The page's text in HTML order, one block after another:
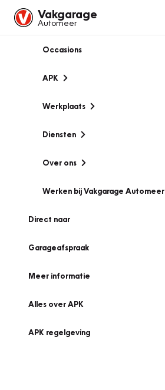
Vakgarage
Automeer
Occasions
APK
Werkplaats
Diensten
Over ons
Werken bij Vakgarage Automeer
Direct naar
Garageafspraak
Meer informatie
Alles over APK
APK regelgeving